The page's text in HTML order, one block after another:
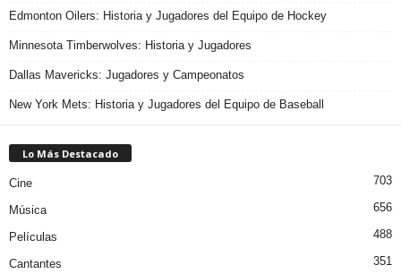
Edmonton Oilers: Historia y Jugadores del Equipo de Hockey
Minnesota Timberwolves: Historia y Jugadores
Dallas Mavericks: Jugadores y Campeonatos
New York Mets: Historia y Jugadores del Equipo de Baseball
Lo Más Destacado
Cine 703
Música 656
Películas 488
Cantantes 351